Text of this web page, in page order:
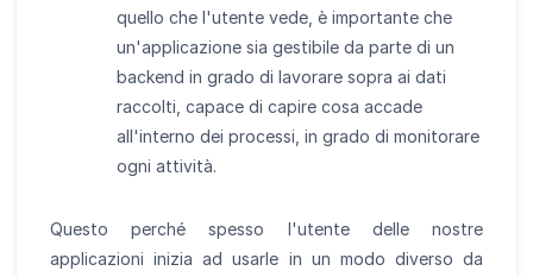
quello che l'utente vede, è importante che
un'applicazione sia gestibile da parte di un
backend in grado di lavorare sopra ai dati
raccolti, capace di capire cosa accade
all'interno dei processi, in grado di monitorare
ogni attività.
Questo perché spesso l'utente delle nostre
applicazioni inizia ad usarle in un modo diverso da